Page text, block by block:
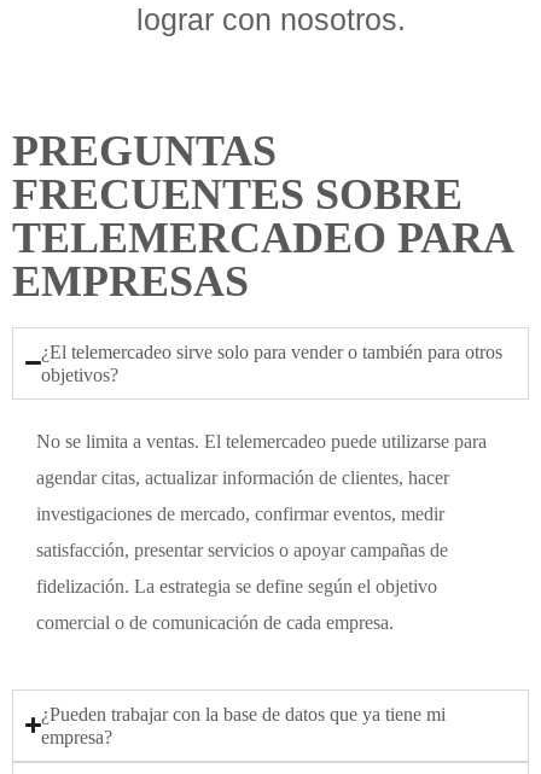
lograr con nosotros.
PREGUNTAS
FRECUENTES SOBRE
TELEMERCADEO PARA
EMPRESAS
¿El telemercadeo sirve solo para vender o también para otros
objetivos?
No se limita a ventas. El telemercadeo puede utilizarse para
agendar citas, actualizar información de clientes, hacer
investigaciones de mercado, confirmar eventos, medir
satisfacción, presentar servicios o apoyar campañas de
fidelización. La estrategia se define según el objetivo
comercial o de comunicación de cada empresa.
¿Pueden trabajar con la base de datos que ya tiene mi
empresa?